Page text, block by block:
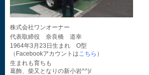
株式会社ワンオーナー
代表取締役 奈良橋 道幸
1964年3月23日生まれ O型
（Facebookアカウントはこちら ）
生まれも育ちも
葛飾、柴又となりの新小岩^^)/